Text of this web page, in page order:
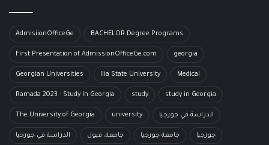
AdmisiionOfficeGe BACHELOR​ Degree Programs
First Presentation of AdmissionOfficeGe.com georgia
Georgian Universities Ilia State University Medical
Ramada 2023 - Study In Georgia study study in Georgia
The University of Georgia university الدراسة في جورجيا
الدراسة في جورحيا جامعة، قبول جامعة جورجيا جورجيا